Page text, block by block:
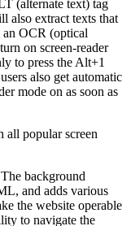
(alternate text) tag
also extract texts that
an OCR (optical
on screen-reader
to press the Alt+1
also get automatic
mode on as soon as
all popular screen
The background
and adds various
the website operable
to navigate the